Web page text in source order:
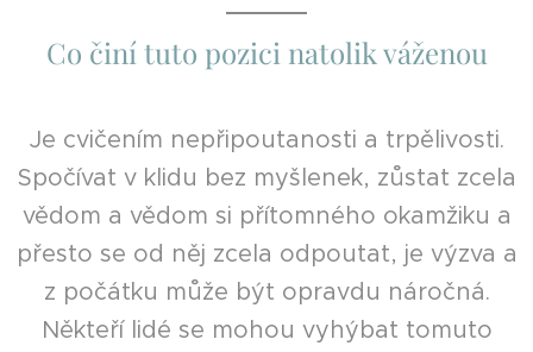
Co činí tuto pozici natolik váženou
Je cvičením nepřipoutanosti a trpělivosti.
Spočívat v klidu bez myšlenek, zůstat zcela
vědom a vědom si přítomného okamžiku a
přesto se od něj zcela odpoutat, je výzva a
z počátku může být opravdu náročná.
Někteří lidé se mohou vyhýbat tomuto